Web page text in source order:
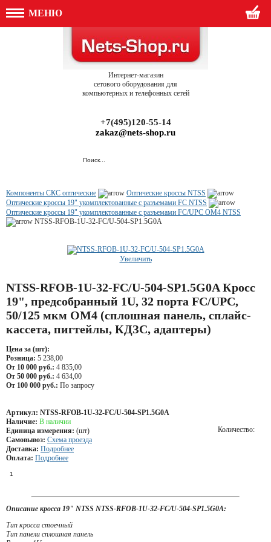
МЕНЮ
Интернет-магазин
сетового оборудования для
компьютерных и телефонных сетей
+7(495)120-55-14
zakaz@nets-shop.ru
Компоненты СКС оптические
Оптические кроссы NTSS
Оптические кроссы 19" укомплектованные с разъемами FC NTSS
Оптические кроссы 19" укомплектованные с разъемами FC/UPC OM4 NTSS
NTSS-RFOB-1U-32-FC/U-504-SP1.5G0A
Увеличить
NTSS-RFOB-1U-32-FC/U-504-SP1.5G0A Кросс
19", предсобранный 1U, 32 порта FC/UPC,
50/125 мкм ОМ4 (сплошная панель, сплайс-
кассета, пигтейлы, КДЗС, адаптеры)
Цена за (шт):
Розница: 5 238,00
От 10 000 руб.: 4 835,00
От 50 000 руб.: 4 634,00
От 100 000 руб.: По запросу
Артикул: NTSS-RFOB-1U-32-FC/U-504-SP1.5G0A
Наличие: В наличии
Единица измерения: (шт)
Самовывоз: Схема проезда
Доставка: Подробнее
Оплата: Подробнее
Количество:
Описание кросса 19" NTSS NTSS-RFOB-1U-32-FC/U-504-SP1.5G0A:
Тип кросса стоечный
Тип панели сплошная панель